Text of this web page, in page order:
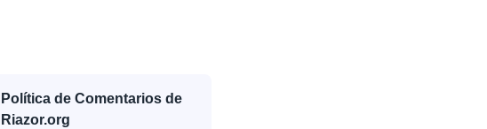
Política de Comentarios de
Riazor.org